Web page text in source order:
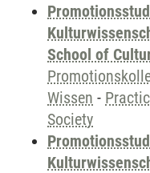
School of
Wissen -
Society